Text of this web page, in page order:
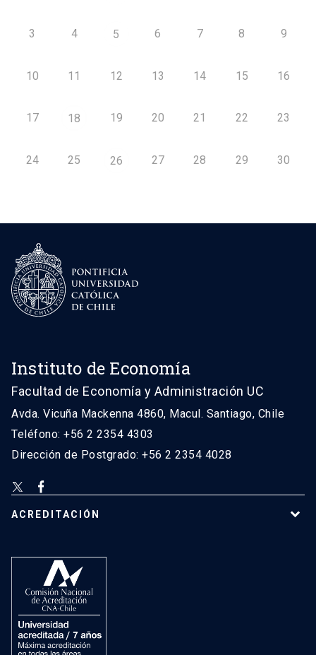
3 4 5 6 7 8 9
10 11 12 13 14 15 16
17 18 19 20 21 22 23
24 25 26 27 28 29 30
Instituto de Economía
Facultad de Economía y Administración UC
Avda. Vicuña Mackenna 4860, Macul. Santiago, Chile
Teléfono: +56 2 2354 4303
Dirección de Postgrado: +56 2 2354 4028
ACREDITACIÓN